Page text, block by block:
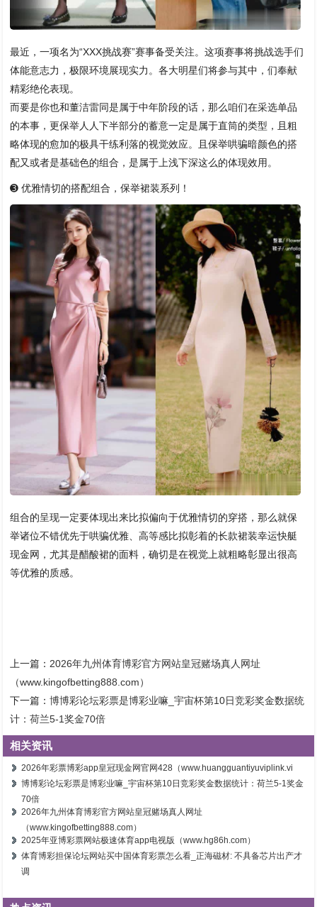
最近，一项名为“XXX挑战赛”赛事备受关注。这项赛事将挑战选手们
体能意志力，极限环境展现实力。各大明星们将参与其中，们奉献
精彩绝伦表现。
而要是你也和董洁雷同是属于中年阶段的话，那么咱们在采选单品
的本事，更保举人人下半部分的蓄意一定是属于直筒的类型，且粗
略体现的愈加的极具干练利落的视觉效应。且保举哄骗暗颜色的搭
配又或者是基础色的组合，是属于上浅下深这么的体现效用。
➌ 优雅情切的搭配组合，保举裙装系列！
组合的呈现一定要体现出来比拟偏向于优雅情切的穿搭，那么就保
举诸位不错优先于哄骗优雅、高等感比拟彰着的长款裙装幸运快艇
现金网，尤其是醋酸裙的面料，确切是在视觉上就粗略彰显出很高
等优雅的质感。
上一篇：2026年九州体育博彩官方网站皇冠赌场真人网址
（www.kingofbetting888.com）
下一篇：博博彩论坛彩票是博彩业嘛_宇宙杯第10日竞彩奖金数据统
计：荷兰5-1奖金70倍
相关资讯
2026年彩票博彩app皇冠现金网官网428（www.huangguantiyuviplink.vi
博博彩论坛彩票是博彩业嘛_宇宙杯第10日竞彩奖金数据统计：荷兰5-1奖金
70倍
2026年九州体育博彩官方网站皇冠赌场真人网址
（www.kingofbetting888.com）
2025年亚博彩票网站极速体育app电视版（www.hg86h.com）
体育博彩担保论坛网站买中国体育彩票怎么看_正海磁材: 不具备芯片出产才
调